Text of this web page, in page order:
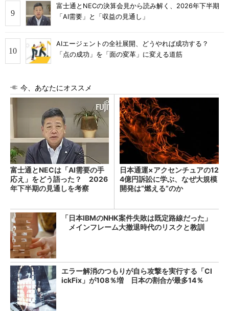
富士通とNECの決算会見から読み解く、2026年下半期
「AI需要」と「収益の見通し」
AIエージェントの全社展開、どうやれば成功する？
「点の成功」を「面の変革」に変える道筋
今、あなたにオススメ
富士通とNECは「AI需要の手
応え」をどう語った？ 2026
年下半期の見通しを考察
日本通運×アクセンチュアの12
4億円訴訟に学ぶ、なぜ大規模
開発は“燃える”のか
「日本IBMのNHK案件失敗は既定路線だった」
メインフレーム大撤退時代のリスクと教訓
エラー解消のつもりが自ら攻撃を実行する「Cl
ickFix」が108％増 日本の割合が最多14％